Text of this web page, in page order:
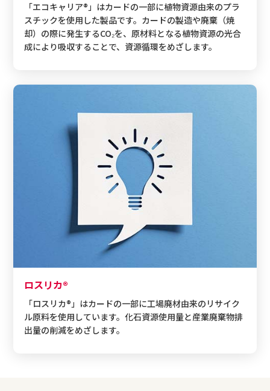
「エコキャリア®」はカードの一部に植物資源由来のプラ
スチックを使用した製品です。カードの製造や廃棄（焼
却）の際に発生するCO₂を、原材料となる植物資源の光合
成により吸収することで、資源循環をめざします。
ロスリカ®
「ロスリカ®」はカードの一部に工場廃材由来のリサイク
ル原料を使用しています。化石資源使用量と産業廃棄物排
出量の削減をめざします。